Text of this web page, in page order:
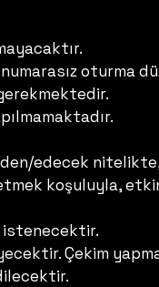
oturma
edecek
koşuluyla,
istenecektir.
Çekim